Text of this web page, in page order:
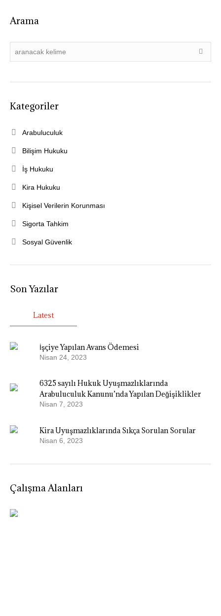
Arama
Kategoriler
Arabuluculuk
Bilişim Hukuku
İş Hukuku
Kira Hukuku
Kişisel Verilerin Korunması
Sigorta Tahkim
Sosyal Güvenlik
Son Yazılar
Latest
İşçiye Yapılan Avans Ödemesi
Nisan 24, 2023
6325 sayılı Hukuk Uyuşmazlıklarında
Arabuluculuk Kanunu’nda Yapılan Değişiklikler
Nisan 7, 2023
Kira Uyuşmazlıklarında Sıkça Sorulan Sorular
Nisan 6, 2023
Çalışma Alanları